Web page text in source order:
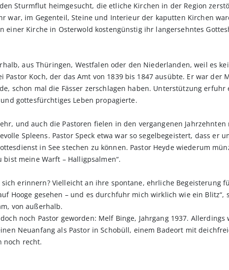
Sturmflut heimgesucht, die etliche Kirchen in der Region
war, im Gegenteil, Steine und Interieur der kaputten Kirchen
einer Kirche in Osterwold kostengünstig ihr langersehntes
aus Thüringen, Westfalen oder den Niederlanden, weil es
Koch, der das Amt von 1839 bis 1847 ausübte. Er war der
schon mal die Fässer zerschlagen haben. Unterstützung erfuhr
gottesfürchtiges Leben propagierte.
und auch die Pastoren fielen in den vergangenen
Spleens. Pastor Speck etwa war so segelbegeistert, dass er
in See stechen zu können. Pastor Heyde wiederum
meine Warft – Halligpsalmen“.
erinnern? Vielleicht an ihre spontane, ehrliche Begeisterung
Hooge gesehen – und es durchfuhr mich wirklich wie ein
von außerhalb.
noch Pastor geworden: Melf Binge, Jahrgang 1937.
Neuanfang als Pastor in Schobüll, einem Badeort mit
noch recht.